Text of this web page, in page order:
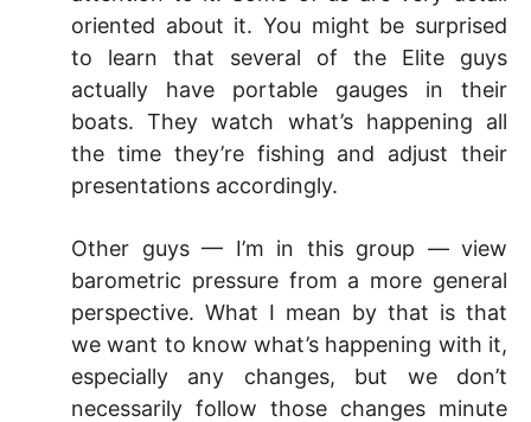
oriented about it. You might be surprised
to learn that several of the Elite guys
actually have portable gauges in their
boats. They watch what’s happening all
the time they’re fishing and adjust their
presentations accordingly.
Other guys — I’m in this group — view
barometric pressure from a more general
perspective. What I mean by that is that
we want to know what’s happening with it,
especially any changes, but we don’t
necessarily follow those changes minute